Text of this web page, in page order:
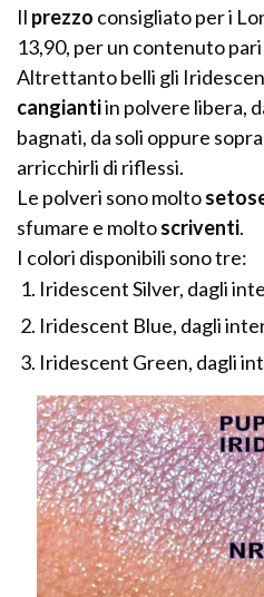
Il prezzo consigliato per i
13,90, per un contenuto
Altrettanto belli gli
cangiantiin polvere libera,
bagnati, da soli oppure
arricchirli di riflessi.
Le polveri sono molto
sfumare e moltoscriventi.
I colori disponibili sono tre:
Iridescent Silver, dagli
Iridescent Blue, dagli
Iridescent Green, dagli